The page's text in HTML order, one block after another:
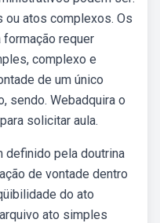
atos complexos. Os
requer
complexo e
de um único
sendo. Webadquira o
solicitar aula.
definido pela doutrina
de vontade dentro
do ato
ato simples